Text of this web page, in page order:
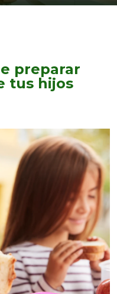
preparar
tus hijos